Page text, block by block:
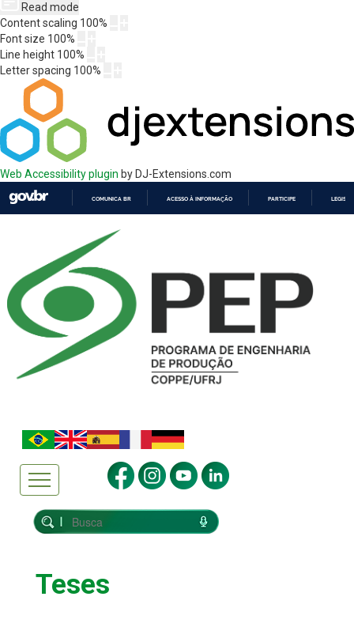
Read mode
Content scaling 100%
Font size 100%
Line height 100%
Letter spacing 100%
Web Accessibility plugin by DJ-Extensions.com
COMUNICA BR ACESSO À INFORMAÇÃO PARTICIPE
Teses